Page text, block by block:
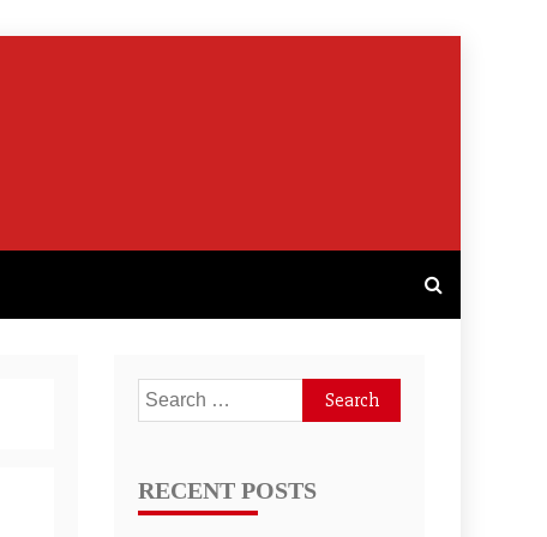
Search
for:
RECENT POSTS